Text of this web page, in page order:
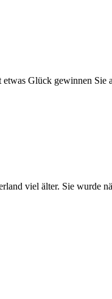
Glück gewinnen Sie
viel älter. Sie wurde